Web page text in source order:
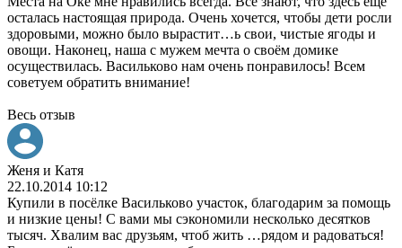
осталась настоящая природа. Очень хочется, чтобы дети росли
здоровыми, можно было вырастит…ь свои, чистые ягоды и
овощи. Наконец, наша с мужем мечта о своём домике
осуществилась. Васильково нам очень понравилось! Всем
советуем обратить внимание!
Весь отзыв
Женя и Катя
22.10.2014 10:12
Купили в посёлке Васильково участок, благодарим за помощь
и низкие цены! С вами мы сэкономили несколько десятков
тысяч. Хвалим вас друзьям, чтоб жить …рядом и радоваться!